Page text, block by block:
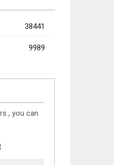
38441
9989
, you can